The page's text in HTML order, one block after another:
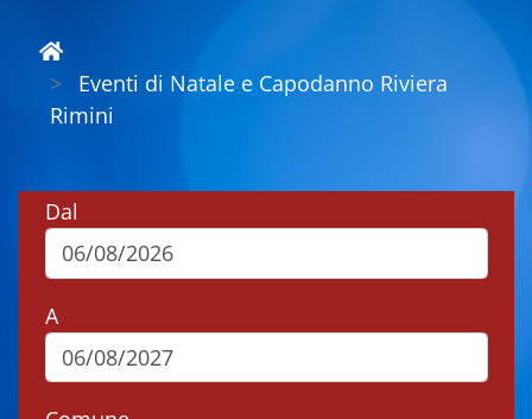
Eventi di Natale e Capodanno Riviera
Rimini
Dal
A